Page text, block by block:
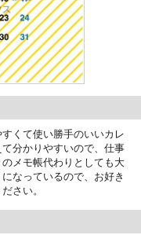
くて使い勝手のいいカレ
分かりやすいので、仕事
メモ帳代わりとしても大
なっているので、お好き
さい。